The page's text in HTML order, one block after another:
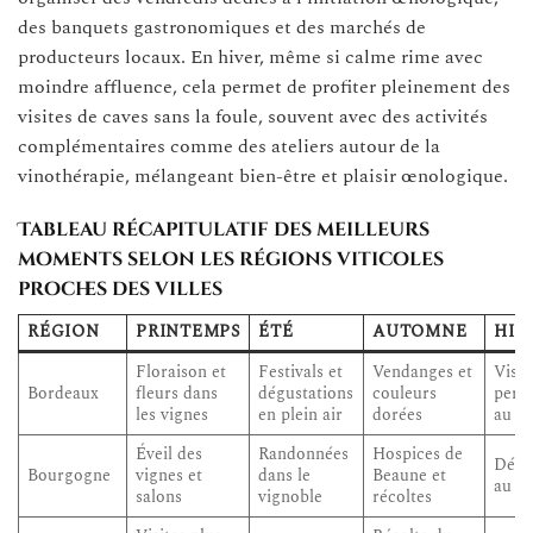
des banquets gastronomiques et des marchés de
producteurs locaux. En hiver, même si calme rime avec
moindre affluence, cela permet de profiter pleinement des
visites de caves sans la foule, souvent avec des activités
complémentaires comme des ateliers autour de la
vinothérapie, mélangeant bien-être et plaisir œnologique.
Tableau récapitulatif des meilleurs
moments selon les régions viticoles
proches des villes
RÉGION
PRINTEMPS ÉTÉ AUTOMNE
Bordeaux
Floraison et
fleurs dans
les vignes
Festivals et
dégustations
en plein air
Vendanges et
couleurs
dorées
au
Bourgogne
Éveil des
vignes et
salons
Randonnées
dans le
vignoble
Hospices de
Beaune et
récoltes
au